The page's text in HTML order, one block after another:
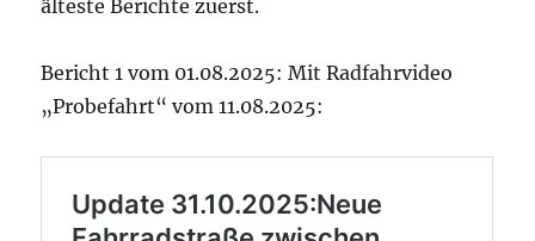
älteste Berichte zuerst.
Bericht 1 vom 01.08.2025: Mit Radfahrvideo
„Probefahrt“ vom 11.08.2025: